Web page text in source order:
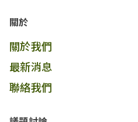
關於
關於我們
最新消息
聯絡我們